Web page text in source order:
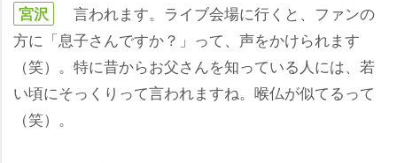
宮沢
言われます。ライブ会場に行くと、ファンの
方に「息子さんですか？」って、声をかけられます
（笑）。特に昔からお父さんを知っている人には、若
い頃にそっくりって言われますね。喉仏が似てるって
（笑）。